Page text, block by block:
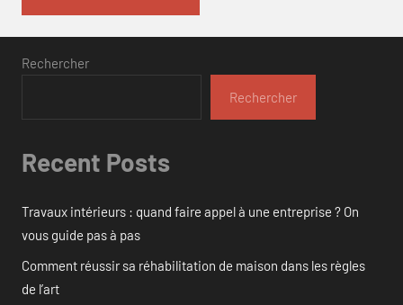
Rechercher
Rechercher
Recent Posts
Travaux intérieurs : quand faire appel à une entreprise ? On
vous guide pas à pas
Comment réussir sa réhabilitation de maison dans les règles
de l’art